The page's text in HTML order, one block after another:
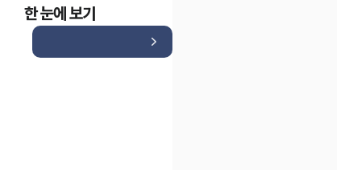
한 눈에 보기